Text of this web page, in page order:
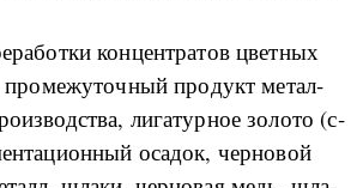
кон­цен­тра­тов цвет­ных
про­ме­жу­точ­ный про­дукт ме­тал­
ли­га­тур­ное зо­ло­то (с­
оса­док, чер­но­вой